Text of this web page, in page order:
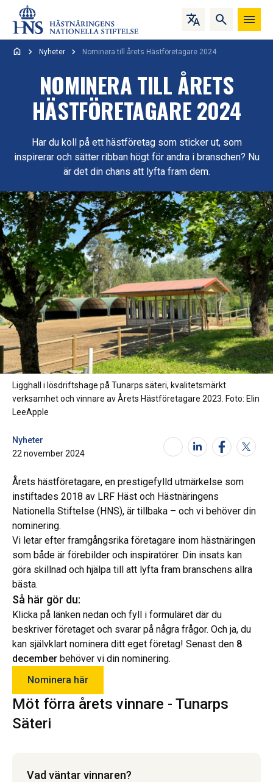
Hoppa till innehåll
Nyheter Nominera till årets Hästföretagare 2024
NOMINERA TILL ÅRETS
HÄSTFÖRETAGARE 2024
Har du koll på ett hästföretag som sticker ut, som
inspirerar och sätter ribban högt för andra i branschen? Nu
är det din chans att lyfta fram dem.
Ligghall i lösdriftshage på Tunarps säteri, kvalitetsmärkt
verksamhet och vinnare av Årets Hästföretagare 2023. Foto: Elin
LeeApple
Nyheter
22 november 2024
Årets hästföretagare, en prestigefylld utmärkelse som
instiftades 2018 av LRF Häst och Hästnäringens
Nationella Stiftelse (HNS), är tillbaka – och vi behöver din
nominering.
Vi letar efter framgångsrika företagare inom hästnäringen
som både är förebilder och inspiratörer. Din insats kan
göra skillnad och hjälpa till att lyfta fram branschens allra
bästa.
Så här gör du:
Klicka på länken nedan och fyll i formuläret där du
beskriver företaget och svarar på några frågor. Och ja, du
kan självklart nominera ditt eget företag! Senast den 8
december behöver vi din nominering.
Nominera här
Möt förra årets vinnare - Tunarps
Säteri
Vad väntar vinnaren?